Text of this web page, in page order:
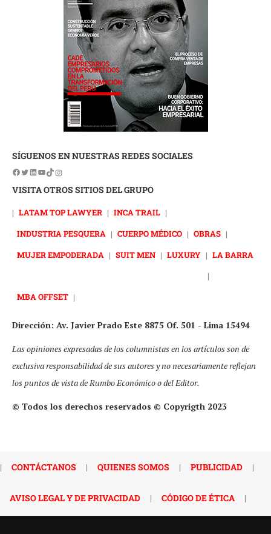
SÍGUENOS EN NUESTRAS REDES SOCIALES
VISITA OTROS SITIOS DEL GRUPO
| LATAM TOP LAWYER | INCA TRAIL |
INDUSTRIA PESQUERA | CUERPO MÉDICO | OBRAS |
MUJER EMPODERADA | SUIT MEN | LUXURY | LA BARRA
|
MBA OFFSET |
Dirección: Av. Javier Prado Este 8875 Of. 501 - Lima 15494
Las opiniones expresadas de los columnistas en los artículos son de
exclusiva responsabilidad de sus autores y no necesariamente reflejan
los puntos de vista de Rumbo Económico o del Editor.
© Todos los derechos reservados © Copyrigth 2023
| CONTÁCTANOS | QUIENES SOMOS | PUBLICIDAD |
AVISO LEGAL Y DE PRIVACIDAD | CÓDIGO DE ÉTICA |